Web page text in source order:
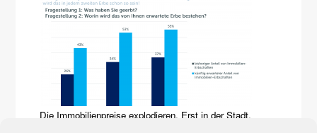
Die Immobilienpreise explodieren. Erst in der Stadt,